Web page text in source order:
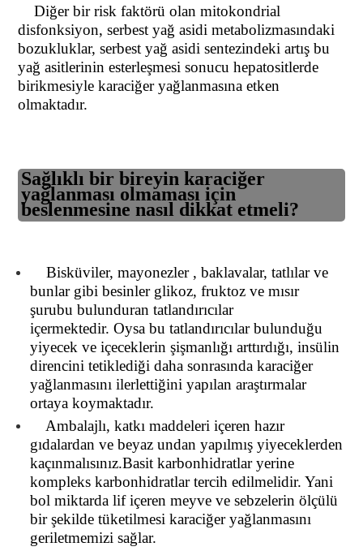
Diğer bir risk faktörü olan mitokondrial
disfonksiyon, serbest yağ asidi metabolizmasındaki
bozukluklar, serbest yağ asidi sentezindeki artış bu
yağ asitlerinin esterleşmesi sonucu hepatositlerde
birikmesiyle karaciğer yağlanmasına etken
olmaktadır.
Sağlıklı bir bireyin karaciğer
yağlanması olmaması için
beslenmesine nasıl dikkat etmeli?
Bisküviler, mayonezler , baklavalar, tatlılar ve
bunlar gibi besinler glikoz, fruktoz ve mısır
şurubu bulunduran tatlandırıcılar
içermektedir. Oysa bu tatlandırıcılar bulunduğu
yiyecek ve içeceklerin şişmanlığı arttırdığı, insülin
direncini tetiklediği daha sonrasında karaciğer
yağlanmasını ilerlettiğini yapılan araştırmalar
ortaya koymaktadır.
Ambalajlı, katkı maddeleri içeren hazır
gıdalardan ve beyaz undan yapılmış yiyeceklerden
kaçınmalısınız.Basit karbonhidratlar yerine
kompleks karbonhidratlar tercih edilmelidir. Yani
bol miktarda lif içeren meyve ve sebzelerin ölçülü
bir şekilde tüketilmesi karaciğer yağlanmasını
geriletmemizi sağlar.